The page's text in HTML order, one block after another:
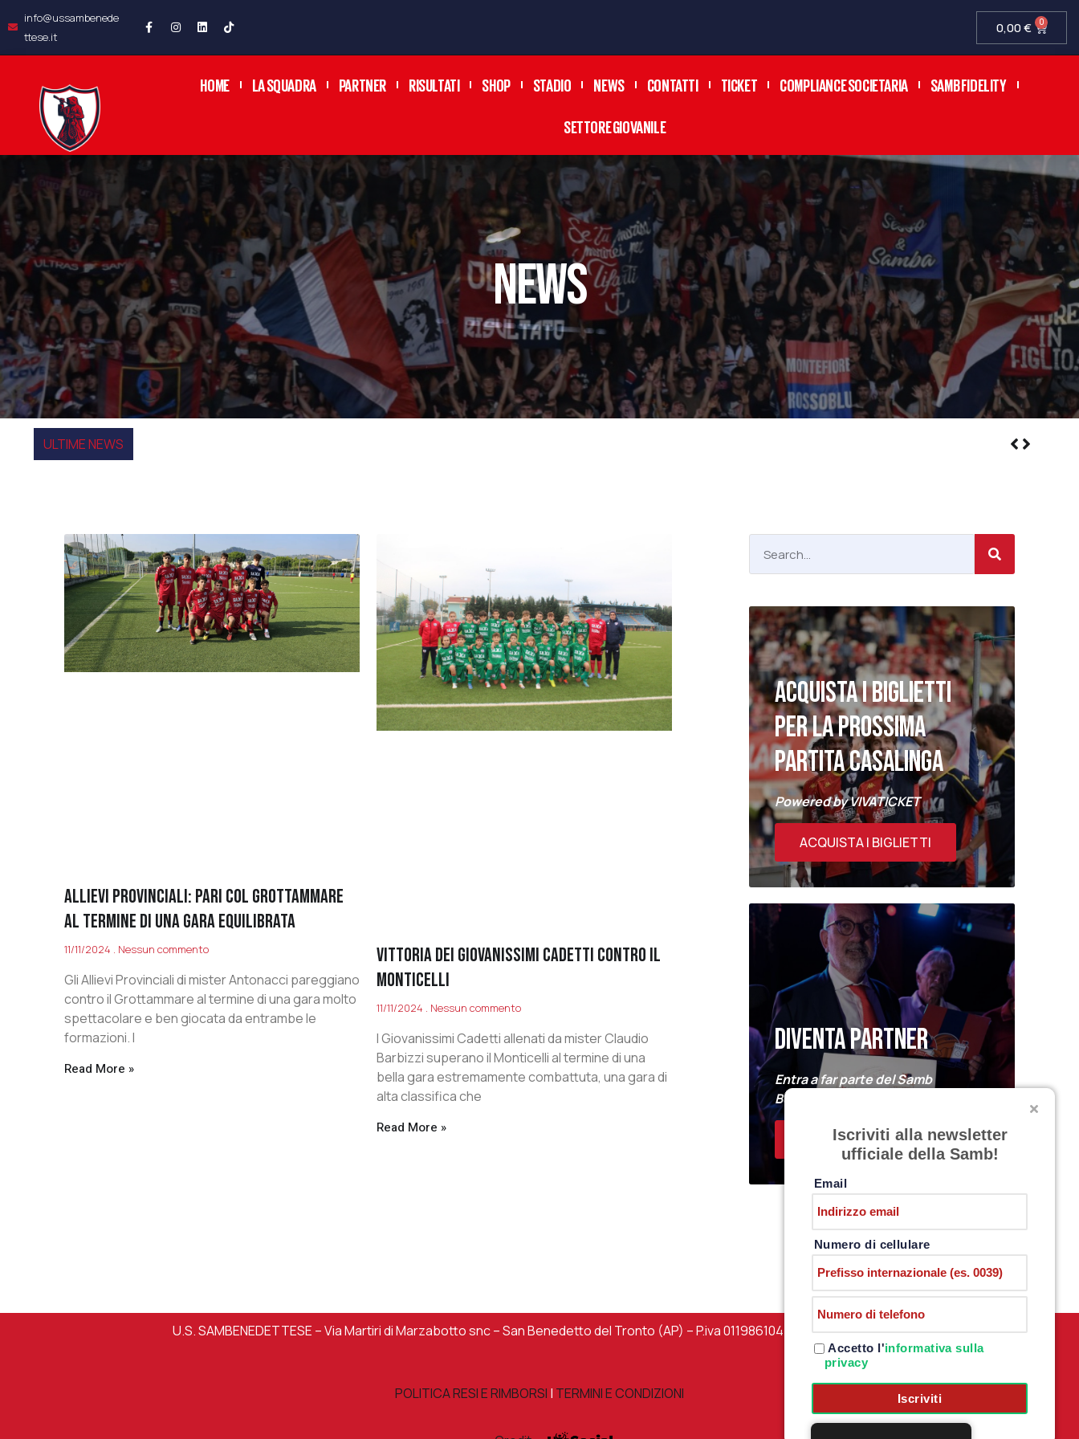
info@ussambenede
ttese.it
0,00€ 0
HOME LA SQUADRA PARTNER RISULTATI SHOP STADIO NEWS CONTATTI TICKET COMPLIANCE SOCIETARIA SAMB FIDELITY
SETTORE GIOVANILE
news
ULTIME NEWS
Allievi Provinciali: pari col Grottammare
al termine di una gara equilibrata
11/11/2024 Nessun commento
Gli Allievi Provinciali di mister Antonacci pareggiano
contro il Grottammare al termine di una gara molto
spettacolare e ben giocata da entrambe le
formazioni. I
Read More »
Vittoria dei Giovanissimi Cadetti contro il
Monticelli
11/11/2024 Nessun commento
I Giovanissimi Cadetti allenati da mister Claudio
Barbizzi superano il Monticelli al termine di una
bella gara estremamente combattuta, una gara di
alta classifica che
Read More »
ACQUISTA I BIGLIETTI
PER LA PROSSIMA
PARTITA CASALINGA
Powered by VIVATICKET
ACQUISTA I BIGLIETTI
DIVENTA PARTNER
Entra a far parte del Samb
Business Club
ACQUISTA I BIGLIETTI
U.S. SAMBENEDETTESE – Via Martiri di Marzabotto snc – San Benedetto del Tronto (AP) – P.iva 01198610444 – PRIVACY POLICY
Iscriviti alla newsletter
ufficiale della Samb!
Email
Numero di cellulare
Accetto l'informativa sulla
privacy
Iscriviti
POLITICA RESI E RIMBORSI | TERMINI E CONDIZIONI